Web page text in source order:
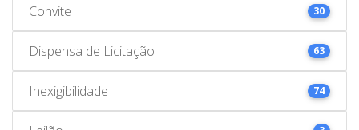
Convite 30
Dispensa de Licitação 63
Inexigibilidade 74